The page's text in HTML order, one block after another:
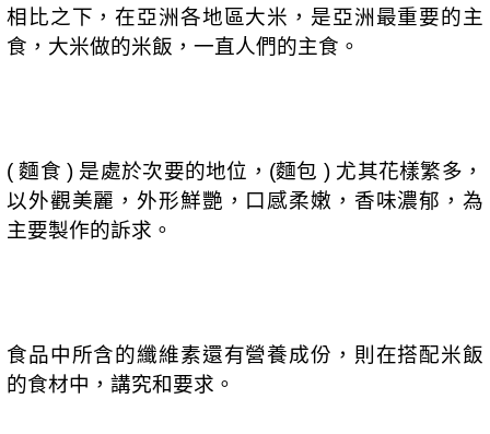
相比之下，在亞洲各地區大米，是亞洲最重要的主
食，大米做的米飯，一直人們的主食。
(麵食 ) 是處於次要的地位， (麵包 ) 尤其花樣繁多，
以外觀美麗，外形鮮艷，口感柔嫩，香味濃郁，為
主要製作的訴求。
食品中所含的纖維素還有營養成份，則在搭配米飯
的食材中，講究和要求。